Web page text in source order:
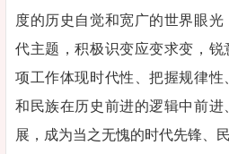
度的历史自觉和宽广的世界眼
代主题，积极识变应变求变，
项工作体现时代性、把握规律
和民族在历史前进的逻辑中前
展，成为当之无愧的时代先锋、民